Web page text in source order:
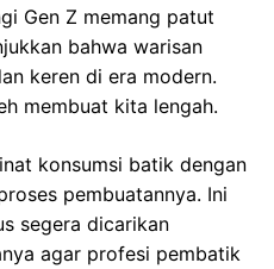
Gen Z memang patut
bahwa warisan
keren di era modern.
membuat kita lengah.
konsumsi batik dengan
pembuatannya. Ini
segera dicarikan
agar profesi pembatik